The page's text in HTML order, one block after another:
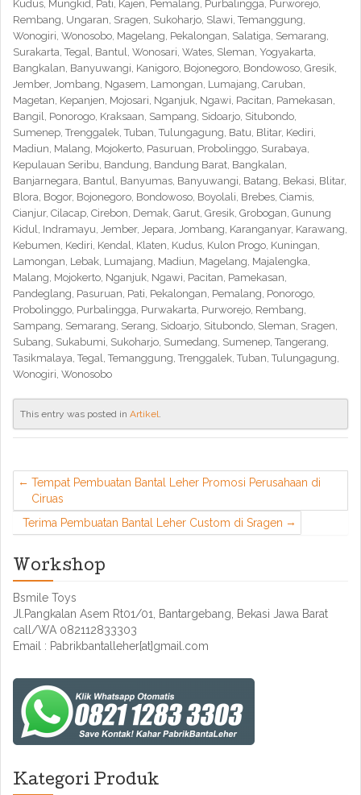
Kudus, Mungkid, Pati, Kajen, Pemalang, Purbalingga, Purworejo,
Rembang, Ungaran, Sragen, Sukoharjo, Slawi, Temanggung,
Wonogiri, Wonosobo, Magelang, Pekalongan, Salatiga, Semarang,
Surakarta, Tegal, Bantul, Wonosari, Wates, Sleman, Yogyakarta,
Bangkalan, Banyuwangi, Kanigoro, Bojonegoro, Bondowoso, Gresik,
Jember, Jombang, Ngasem, Lamongan, Lumajang, Caruban,
Magetan, Kepanjen, Mojosari, Nganjuk, Ngawi, Pacitan, Pamekasan,
Bangil, Ponorogo, Kraksaan, Sampang, Sidoarjo, Situbondo,
Sumenep, Trenggalek, Tuban, Tulungagung, Batu, Blitar, Kediri,
Madiun, Malang, Mojokerto, Pasuruan, Probolinggo, Surabaya,
Kepulauan Seribu, Bandung, Bandung Barat, Bangkalan,
Banjarnegara, Bantul, Banyumas, Banyuwangi, Batang, Bekasi, Blitar,
Blora, Bogor, Bojonegoro, Bondowoso, Boyolali, Brebes, Ciamis,
Cianjur, Cilacap, Cirebon, Demak, Garut, Gresik, Grobogan, Gunung
Kidul, Indramayu, Jember, Jepara, Jombang, Karanganyar, Karawang,
Kebumen, Kediri, Kendal, Klaten, Kudus, Kulon Progo, Kuningan,
Lamongan, Lebak, Lumajang, Madiun, Magelang, Majalengka,
Malang, Mojokerto, Nganjuk, Ngawi, Pacitan, Pamekasan,
Pandeglang, Pasuruan, Pati, Pekalongan, Pemalang, Ponorogo,
Probolinggo, Purbalingga, Purwakarta, Purworejo, Rembang,
Sampang, Semarang, Serang, Sidoarjo, Situbondo, Sleman, Sragen,
Subang, Sukabumi, Sukoharjo, Sumedang, Sumenep, Tangerang,
Tasikmalaya, Tegal, Temanggung, Trenggalek, Tuban, Tulungagung,
Wonogiri, Wonosobo
This entry was posted in Artikel.
Tempat Pembuatan Bantal Leher Promosi Perusahaan di
Ciruas
Terima Pembuatan Bantal Leher Custom di Sragen
Workshop
Bsmile Toys
Jl.Pangkalan Asem Rt01/01, Bantargebang, Bekasi Jawa Barat
call/WA 082112833303
Email : Pabrikbantalleher[at]gmail.com
Kategori Produk